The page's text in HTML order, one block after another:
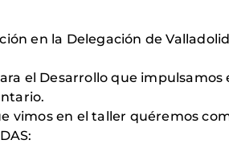
en la Delegación de
el Desarrollo que
vimos en el taller quéremos